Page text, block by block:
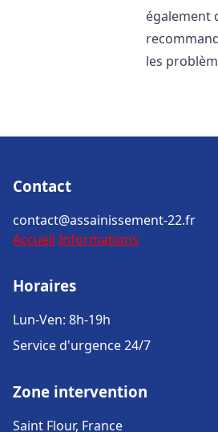
également
les
Contact
contact@assainissement-22.fr
Accueil Informations
Horaires
Lun-Ven: 8h-19h
Service d'urgence 24/7
Zone intervention
Saint Flour, France